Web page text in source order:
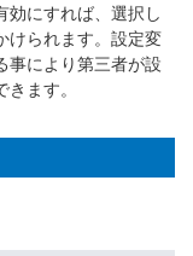
効にすれば、選択し
けられます。設定変
事により第三者が設
ます。